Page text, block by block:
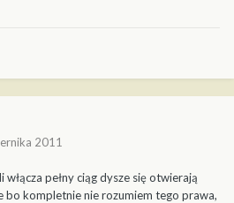
2011
włącza pełny ciąg dysze się otwierają
bo kompletnie nie rozumiem tego prawa,